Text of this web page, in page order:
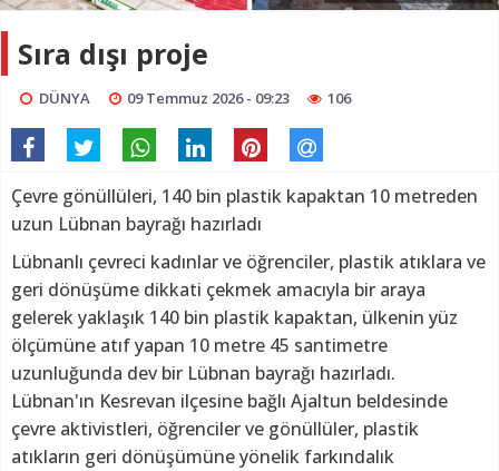
Sıra dışı proje
DÜNYA 09 Temmuz 2026 - 09:23 106
Çevre gönüllüleri, 140 bin plastik kapaktan 10 metreden
uzun Lübnan bayrağı hazırladı
Lübnanlı çevreci kadınlar ve öğrenciler, plastik atıklara ve
geri dönüşüme dikkati çekmek amacıyla bir araya
gelerek yaklaşık 140 bin plastik kapaktan, ülkenin yüz
ölçümüne atıf yapan 10 metre 45 santimetre
uzunluğunda dev bir Lübnan bayrağı hazırladı.
Lübnan'ın Kesrevan ilçesine bağlı Ajaltun beldesinde
çevre aktivistleri, öğrenciler ve gönüllüler, plastik
atıkların geri dönüşümüne yönelik farkındalık